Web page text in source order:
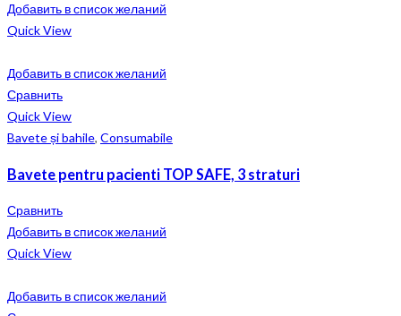
Добавить в список желаний
Quick View
Добавить в список желаний
Сравнить
Quick View
Bavete și bahile, Consumabile
Bavete pentru pacienti TOP SAFE, 3 straturi
Сравнить
Добавить в список желаний
Quick View
Добавить в список желаний